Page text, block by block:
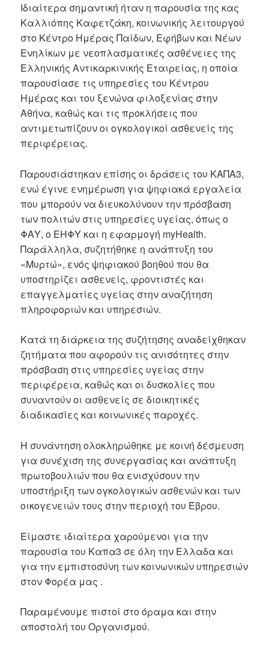
Ιδιαίτερα σημαντική ήταν η παρουσία της κας
Καλλιόπης Καφετζάκη, κοινωνικής λειτουργού
στο Κέντρο Ημέρας Παίδων, Εφήβων και Νέων
Ενηλίκων με νεοπλασματικές ασθένειες της
Ελληνικής Αντικαρκινικής Εταιρείας, η οποία
παρουσίασε τις υπηρεσίες του Κέντρου
Ημέρας και του ξενώνα φιλοξενίας στην
Αθήνα, καθώς και τις προκλήσεις που
αντιμετωπίζουν οι ογκολογικοί ασθενείς της
περιφέρειας.
Παρουσιάστηκαν επίσης οι δράσεις του ΚΑΠΑ3,
ενώ έγινε ενημέρωση για ψηφιακά εργαλεία
που μπορούν να διευκολύνουν την πρόσβαση
των πολιτών στις υπηρεσίες υγείας, όπως ο
ΦΑΥ, ο ΕΗΦΥ και η εφαρμογή myHealth.
Παράλληλα, συζητήθηκε η ανάπτυξη του
«Μυρτώ», ενός ψηφιακού βοηθού που θα
υποστηρίζει ασθενείς, φροντιστές και
επαγγελματίες υγείας στην αναζήτηση
πληροφοριών και υπηρεσιών.
Κατά τη διάρκεια της συζήτησης αναδείχθηκαν
ζητήματα που αφορούν τις ανισότητες στην
πρόσβαση στις υπηρεσίες υγείας στην
περιφέρεια, καθώς και οι δυσκολίες που
συναντούν οι ασθενείς σε διοικητικές
διαδικασίες και κοινωνικές παροχές.
Η συνάντηση ολοκληρώθηκε με κοινή δέσμευση
για συνέχιση της συνεργασίας και ανάπτυξη
πρωτοβουλιών που θα ενισχύσουν την
υποστήριξη των ογκολογικών ασθενών και των
οικογενειών τους στην περιοχή του Έβρου.
Είμαστε ιδιαίτερα χαρούμενοι για την
παρουσία του Καπα3 σε όλη την Ελλαδα και
για την εμπιστοσύνη των κοινωνικών υπηρεσιών
στον Φορέα μας .
Παραμένουμε πιστοί στο όραμα και στην
αποστολή του Οργανισμού.